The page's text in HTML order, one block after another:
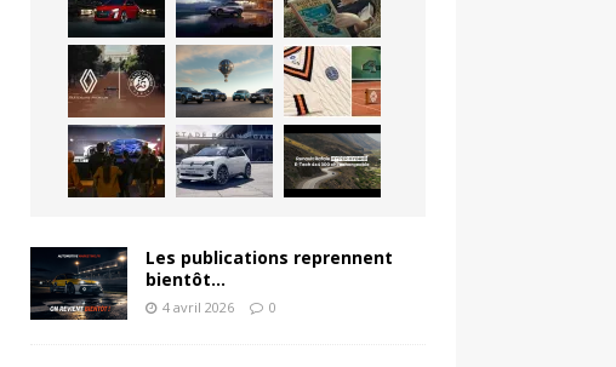
Les publications reprennent
bientôt…
4 avril 2026 0